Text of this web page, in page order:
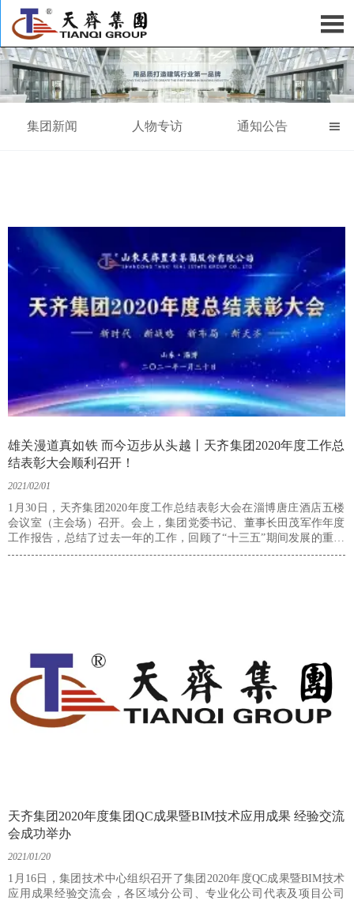

集团新闻 人物专访 通知公告 
雄关漫道真如铁 而今迈步从头越丨天齐集团2020年度工作总
结表彰大会顺利召开！
2021/02/01
1月30日，天齐集团2020年度工作总结表彰大会在淄博唐庄酒店五楼
会议室（主会场）召开。会上，集团党委书记、董事长田茂军作年度
工作报告，总结了过去一年的工作，回顾了“十三五”期间发展的重要
举措和成果，阐明了“十四五”战略发展规划的意义，明确了2021年的
天齐集团2020年度集团QC成果暨BIM技术应用成果 经验交流
会成功举办
2021/01/20
1月16日，集团技术中心组织召开了集团2020年度QC成果暨BIM技术
应用成果经验交流会，各区域分公司、专业化公司代表及项目公司